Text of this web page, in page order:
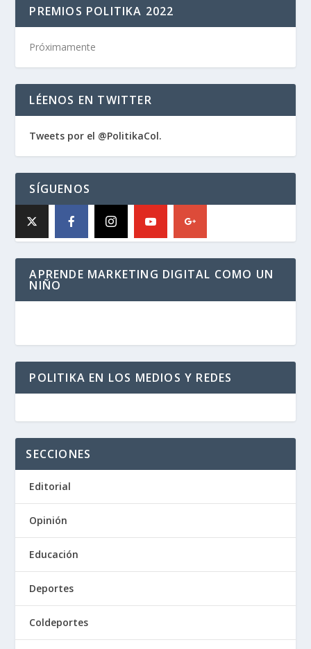
PREMIOS POLITIKA 2022
Próximamente
LÉENOS EN TWITTER
Tweets por el @PolitikaCol.
SÍGUENOS
APRENDE MARKETING DIGITAL COMO UN
NIÑO
POLITIKA EN LOS MEDIOS Y REDES
SECCIONES
Editorial
Opinión
Educación
Deportes
Coldeportes